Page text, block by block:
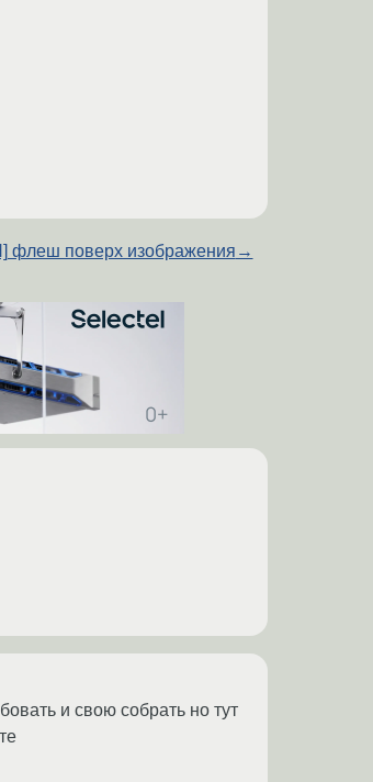
флеш поверх изображения →
и свою собрать но тут